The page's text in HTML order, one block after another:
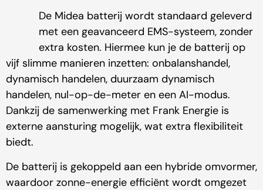
De Midea batterij wordt standaard geleverd
met een geavanceerd EMS-systeem, zonder
extra kosten. Hiermee kun je de batterij op
vijf slimme manieren inzetten: onbalanshandel,
dynamisch handelen, duurzaam dynamisch
handelen, nul-op-de-meter en een AI-modus.
Dankzij de samenwerking met Frank Energie is
externe aansturing mogelijk, wat extra flexibiliteit
biedt.
De batterij is gekoppeld aan een hybride omvormer,
waardoor zonne-energie efficiënt wordt omgezet